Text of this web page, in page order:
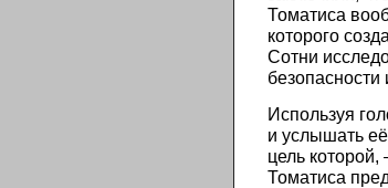
Томатиса
которого
Сотни
Используя
и услышать
цель
Томатиса